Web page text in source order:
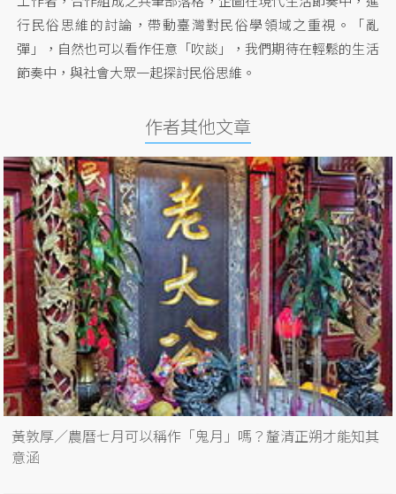
行民俗思維的討論，帶動臺灣對民俗學領域之重視。「亂
彈」，自然也可以看作任意「吹談」，我們期待在輕鬆的生活
節奏中，與社會大眾一起探討民俗思維。
作者其他文章
黃敦厚／農曆七月可以稱作「鬼月」嗎？釐清正朔才能知其
意涵